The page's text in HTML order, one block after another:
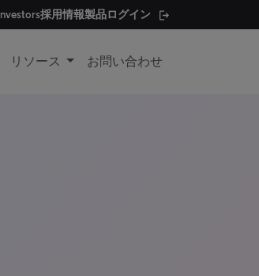
Investors採用情報製品ログイン
リソース お問い合わせ